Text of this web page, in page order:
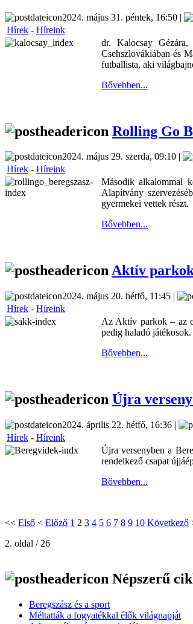
2024. május 31. péntek, 16:50 |
Hírek - Híreink
dr. Kalocsay Gézára,
Csehszlovákiában és
futballista, aki
Bővebben...
Rolling Go
2024. május 29. szerda, 09:10 |
Hírek - Híreink
Második alkalommal
Alapítvány
gyermekei vettek részt.
Bővebben...
Aktív parkok
2024. május 20. hétfő, 11:45 |
Hírek - Híreink
Az Aktív parkok – az
pedig haladó
Bővebben...
Újra
2024. április 22. hétfő, 16:36 |
Hírek - Híreink
Újra versenyben a
rendelkező csapat
Bővebben...
<< Első < Előző 1 2 3 4 5 6 7 8 9 10 Következő
2. oldal / 26
Népszerű
Beregszász és a sport
Méltatták a fogyatékkal élők világnapját